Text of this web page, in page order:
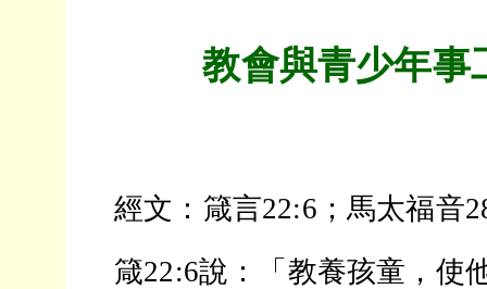
教會與青少年事
經文：箴言22:6；馬太福音
箴22:6說：「教養孩童，使